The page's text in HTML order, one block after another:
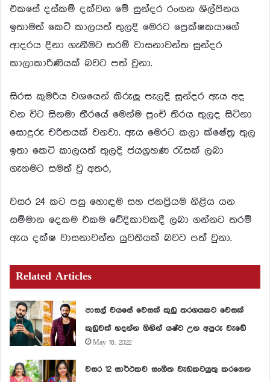
එකසේ දස්කම් දක්වන මේ සුන්දර රංගන ශිල්පිනය
ඉතාමත් කෙටි කාලයත් තුලදි මෙරට ප්‍රෙක්ෂකයාගේ
ආදරය දිනා ගැනීමට තරම් වාසනාවන්ත සුන්දර
කාලාකාරිණියක් බවට පත් වුනා.
සිරස කුමරිය වශයෙන් කිරුලු පැලදි සුන්දර ඇය අද
වන විට සිනමා තීරයේ මෙන්ම පුංචි තිරය තුලද සිටිනා
සොදුරු චරිතයක් වනවා. ඇය මෙරට කලා ක්ෂේත්‍ර‍ තුල
ඉතා කෙටි කාලයත් තුලදි ජයග්‍ර‍හණ රැසක් ලබා
ගැනමට සමත් වු අතර,
වසර 24 කට පසු හොඳම සහ ජනප්‍රියම නිළිය යන
සම්මාන දෙකම එකම වේදිකාවකදී ලබා ගන්නට තරම්
ඇය දක්ෂ වාසනාවන්ත යුවතියක් බවට පත් වුනා.
Related Articles
පාසල් වයසේ වෙසක් කුඩු තරගයකට වෙසක්
කුඩුවක් හදන්න ගිහින් යෂ්ට උන අපුරු වැඩේ
May 18, 2022
වසර 12 සාර්ථකව සංගීත වැඩකටයුතු කරගෙන